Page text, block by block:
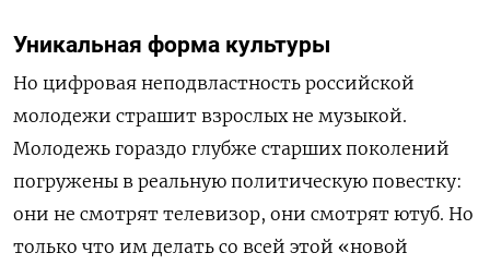
Уникальная форма культуры
Но цифровая неподвластность российской
молодежи страшит взрослых не музыкой.
Молодежь гораздо глубже старших поколений
погружены в реальную политическую повестку:
они не смотрят телевизор, они смотрят ютуб. Но
только что им делать со всей этой «новой